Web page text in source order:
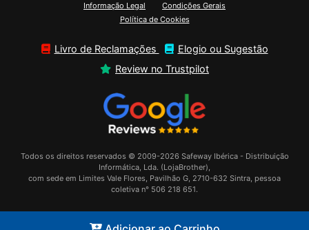
Informação Legal
Condições Gerais
Política de Cookies
Livro de Reclamações
Elogio ou Sugestão
Review no Trustpilot
Todos os direitos reservados © 2009-2026 Safeway Ibérica - Distribuição
Informática, Lda. (LojaBrother),
com sede em Limites Vale Flores, Pavilhão G, 2710-632 Sintra, pessoa
coletiva n° 506 218 651.